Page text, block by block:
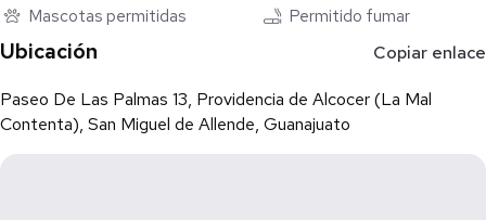
de hospedaje, manteniendo la privacidad en el departamento
principal.
Mascotas permitidas Permitido fumar
Ubicación Copiar enlace
Paseo De Las Palmas 13, Providencia de Alcocer (La Mal
Contenta), San Miguel de Allende, Guanajuato